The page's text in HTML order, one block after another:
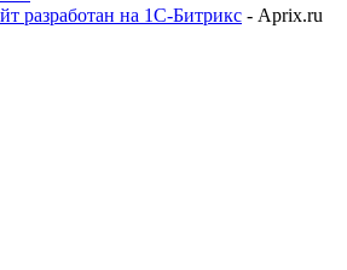
разработан на 1С-Битрикс - Aprix.ru